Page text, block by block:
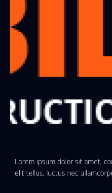
Lorem ipsum dolor sit amet,
elit tellus, luctus nec